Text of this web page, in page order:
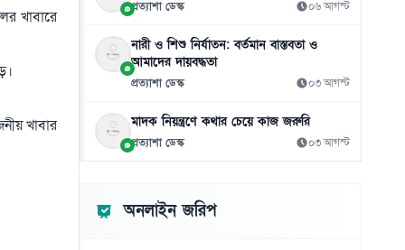
খাবারে
খাবার
১১
নয়: প্রধানমন্ত্রী
০৮ আগস্ট
১২
০৮ আগস্ট
তনু হত্যা মামলায় সাবেক সেনাসদস্য হাফিজুর
০৮ আগস্ট
প্রত্যাশা ডেস্ক ০৬ আগস্ট
নারী ও শিশু নির্যাতন: বর্তমান বাস্তবতা ও
আমাদের দায়বদ্ধতা
প্রত্যাশা ডেস্ক ০৩ আগস্ট
মাদক নিয়ন্ত্রণে কথার চেয়ে কাজ জরুরি
প্রত্যাশা ডেস্ক ০৩ আগস্ট
অনলাইন জরিপ